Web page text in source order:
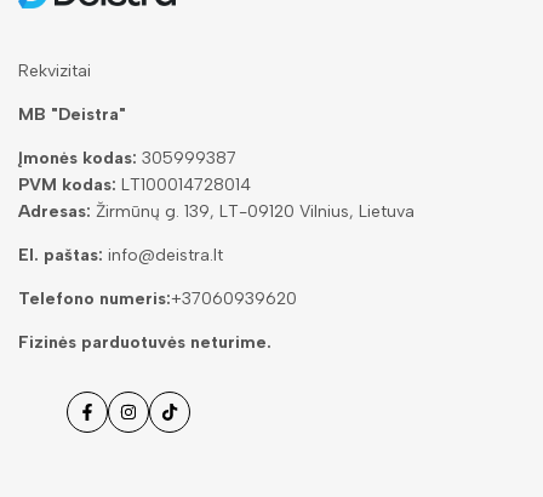
Rekvizitai
MB "Deistra"
Įmonės kodas: 305999387
PVM kodas: LT100014728014
Adresas: Žirmūnų g. 139, LT-09120 Vilnius, Lietuva
El. paštas: info@deistra.lt
Telefono numeris:+37060939620
Fizinės parduotuvės neturime.
FacebookInstagramas
Tiktok